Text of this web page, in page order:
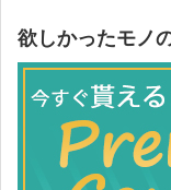
欲しかったモノ